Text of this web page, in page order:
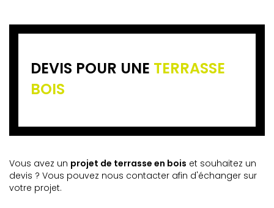
DEVIS POUR UNE TERRASSE
BOIS
Vous avez un projet de terrasse en bois et souhaitez un
devis ? Vous pouvez nous contacter afin d'échanger sur
votre projet.